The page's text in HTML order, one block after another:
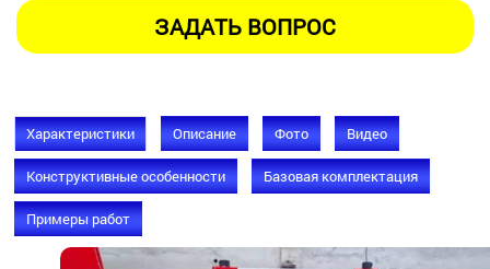
Характеристики Описание Фото Видео
Конструктивные особенности Базовая комплектация
Примеры работ